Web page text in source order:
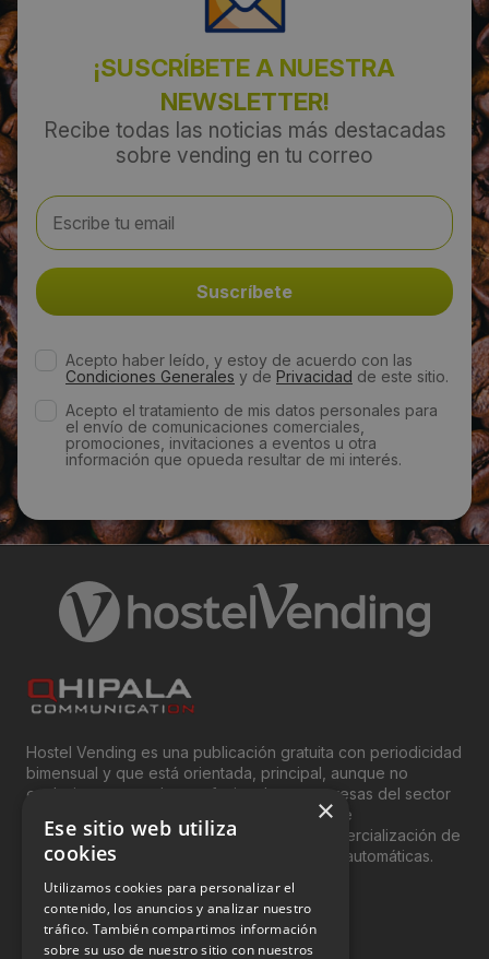
¡SUSCRÍBETE A NUESTRA
NEWSLETTER!
Recibe todas las noticias más destacadas
sobre vending en tu correo
Acepto haber leído, y estoy de acuerdo con las
Condiciones Generales y de Privacidad de este sitio.
Acepto el tratamiento de mis datos personales para
el envío de comunicaciones comerciales,
promociones, invitaciones a eventos u otra
información que opueda resultar de mi interés.
Hostel Vending es una publicación gratuita con periodicidad
bimensual y que está orientada, principal, aunque no
exclusivamente, a los profesionales y empresas del sector
del “Vending”; nombre con el que se conoce
genéricamente entre profesionales a la comercialización de
productos y servicios a través de máquinas automáticas.
INFORMACIÓN LEGAL
Aviso Legal
×
Ese sitio web utiliza
cookies
Utilizamos cookies para personalizar el
contenido, los anuncios y analizar nuestro
tráfico. También compartimos información
sobre su uso de nuestro sitio con nuestros